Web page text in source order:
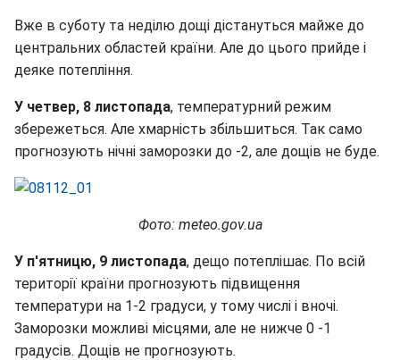
Вже в суботу та неділю дощі дістануться майже до
центральних областей країни. Але до цього прийде і
деяке потепління.
У четвер, 8 листопада, температурний режим
збережеться. Але хмарність збільшиться. Так само
прогнозують нічні заморозки до -2, але дощів не буде.
Фото: meteo.gov.ua
У п'ятницю, 9 листопада, дещо потеплішає. По всій
території країни прогнозують підвищення
температури на 1-2 градуси, у тому числі і вночі.
Заморозки можливі місцями, але не нижче 0 -1
градусів. Дощів не прогнозують.